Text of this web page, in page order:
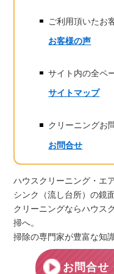
ご利用頂いたお
お客様の声
サイト内の全ペ
サイトマップ
クリーニングお
お問合せ
ハウスクリーニング・エ
シンク（流し台所）の鏡
クリーニングならハウス
掃へ。
掃除の専門家が豊富な知
お問合せ